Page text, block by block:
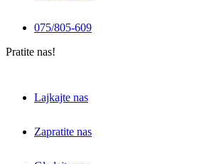
075/805-609
Pratite nas!
Lajkajte nas
Zapratite nas